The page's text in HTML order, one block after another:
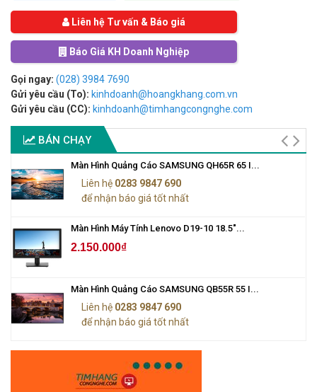
Liên hệ Tư vấn & Báo giá
Báo Giá KH Doanh Nghiệp
Gọi ngay: (028) 3984 7690
Gửi yêu cầu (To): kinhdoanh@hoangkhang.com.vn
Gửi yêu cầu (CC): kinhdoanh@timhangcongnghe.com
BÁN CHẠY
Màn Hình Quảng Cáo SAMSUNG QH65R 65 I...
Liên hệ 0283 9847 690
để nhận báo giá tốt nhất
Màn Hình Máy Tính Lenovo D19-10 18.5"...
2.150.000₫
Màn Hình Quảng Cáo SAMSUNG QB55R 55 I...
Liên hệ 0283 9847 690
để nhận báo giá tốt nhất